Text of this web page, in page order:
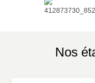
Nos